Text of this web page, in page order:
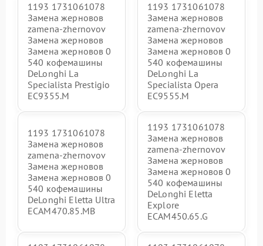
1193 1731061078
Замена жерновов
zamena-zhernovov
Замена жерновов
Замена жерновов 0
540 кофемашины
DeLonghi La
Specialista Prestigio
EC9355.M
1193 1731061078
Замена жерновов
zamena-zhernovov
Замена жерновов
Замена жерновов 0
540 кофемашины
DeLonghi La
Specialista Opera
EC9555.M
1193 1731061078
Замена жерновов
zamena-zhernovov
Замена жерновов
Замена жерновов 0
540 кофемашины
DeLonghi Eletta Ultra
ECAM470.85.MB
1193 1731061078
Замена жерновов
zamena-zhernovov
Замена жерновов
Замена жерновов 0
540 кофемашины
DeLonghi Eletta
Explore
ECAM450.65.G